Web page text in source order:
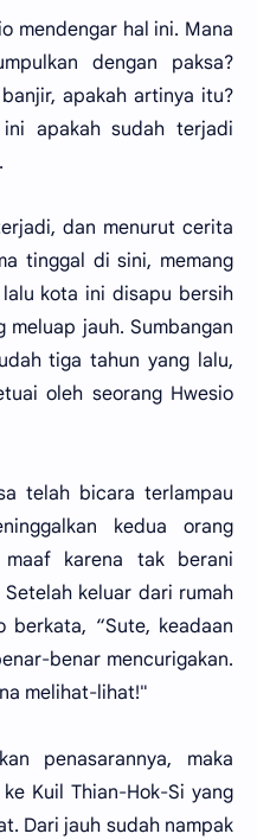
mendengar hal ini. Mana
dengan paksa?
apakah artinya itu?
apakah sudah terjadi
dan menurut cerita
tinggal di sini, memang
kota ini disapu bersih
meluap jauh. Sumbangan
tiga tahun yang lalu,
oleh seorang Hwesio
telah bicara terlampau
kedua orang
karena tak berani
keluar dari rumah
berkata, “Sute, keadaan
benar mencurigakan.
melihat-lihat!"
penasarannya, maka
Kuil Thian-Hok-Si yang
Dari jauh sudah nampak